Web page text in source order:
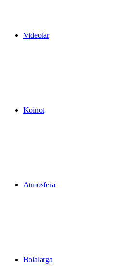
Videolar
Koinot
Atmosfera
Bolalarga